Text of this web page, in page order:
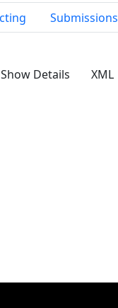
Submissions
Show Details XML